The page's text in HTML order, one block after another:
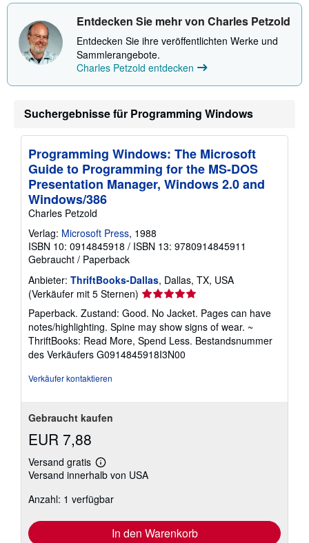
m
a
t
n
u
V
s
a
n
d
n
Entdecken Sie mehr von Charles Petzold
Entdecken Sie ihre veröffentlichten Werke und
Sammlerangebote.
Charles Petzold entdecken
Suchergebnisse für Programming Windows
Programming Windows: The Microsoft
Guide to Programming for the MS-DOS
Presentation Manager, Windows 2.0 and
Windows/386
Charles Petzold
Verlag: Microsoft Press, 1988
ISBN 10: 0914845918 / ISBN 13: 9780914845911
Gebraucht / Paperback
Anbieter: ThriftBooks-Dallas, Dallas, TX, USA
(Verkäufer mit 5 Sternen) Verkäuferbewertung
5
von
5
Sternen
Paperback. Zustand: Good. No Jacket. Pages can have
notes/highlighting. Spine may show signs of wear. ~
ThriftBooks: Read More, Spend Less. Bestandsnummer
des Verkäufers G0914845918I3N00
Verkäufer kontaktieren
Gebraucht kaufen
EUR 7,88
Versand gratis
Weitere
Informationen
Versandkosten
Versand innerhalb von USA
Anzahl: 1 verfügbar
In den Warenkorb